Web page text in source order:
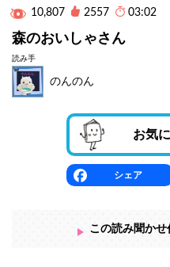
10,807
2557 03:02
森のおいしゃさん
読み手
のんのん
お気
シェア
この読み聞か